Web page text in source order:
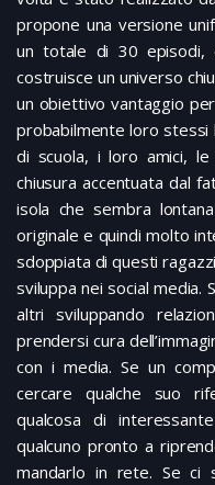
propone una versione
un totale di 30 episodi,
costruisce un universo
un obiettivo vantaggio
probabilmente loro stessi
di scuola, i loro amici,
chiusura accentuata dal
isola che sembra
originale e quindi molto
sdoppiata di questi
sviluppa nei social media.
altri sviluppando
prendersi cura
con i media. Se un
cercare qualche suo
qualcosa di
qualcuno pronto a
mandarlo in rete. Se ci